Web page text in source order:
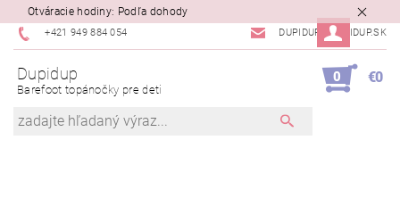
Otváracie hodiny: Podľa dohody
+421 949 884 054 DUPIDUP@DUPIDUP.SK
Dupidup
Barefoot topánočky pre deti
0 €0